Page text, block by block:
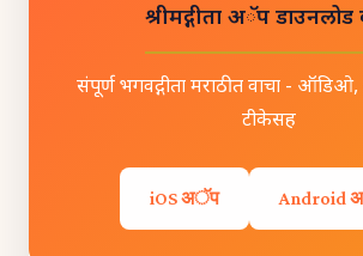
श्रीमद्गीता अॅप डाउनलोड
संपूर्ण भगवद्गीता मराठीत वाचा -
टीकेसह
iOS अॅप Android